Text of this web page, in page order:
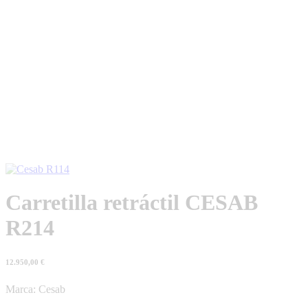
Carretilla retráctil CESAB
R214
12.950,00 €
Marca: Cesab